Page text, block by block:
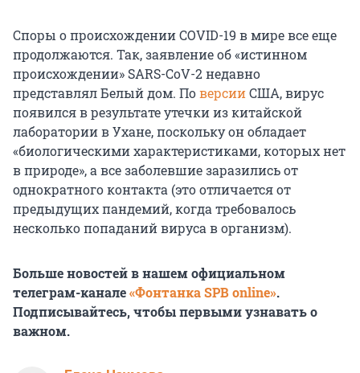
Споры о происхождении COVID-19 в мире все еще
продолжаются. Так, заявление об «истинном
происхождении» SARS-CoV-2 недавно
представлял Белый дом. ПоверсииСША, вирус
появился в результате утечки из китайской
лаборатории в Ухане, поскольку он обладает
«биологическими характеристиками, которых нет
в природе», а все заболевшие заразились от
однократного контакта (это отличается от
предыдущих пандемий, когда требовалось
несколько попаданий вируса в организм).
Больше новостей в нашем официальном
телеграм-канале«Фонтанка SPB online».
Подписывайтесь, чтобы первыми узнавать о
важном.